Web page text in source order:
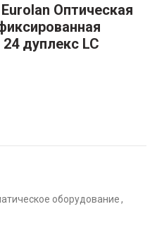
Оптическая
дуплекс LC
оборудование,